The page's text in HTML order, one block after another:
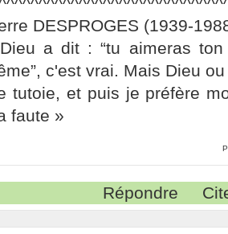
DESPROGES (1939-
a dit : “tu aimeras
c'est vrai. Mais Dieu
tutoie, et puis je préfère
faute »
Répondre